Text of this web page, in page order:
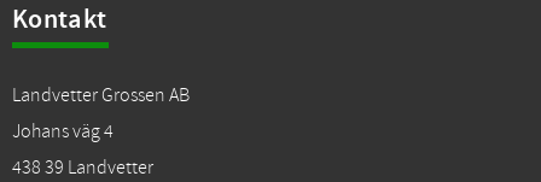
Kontakt
Landvetter Grossen AB
Johans väg 4
438 39 Landvetter